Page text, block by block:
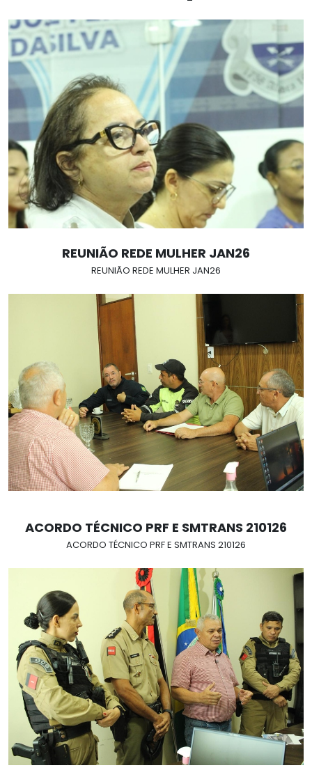
REUNIÃO REDE MULHER JAN26
REUNIÃO REDE MULHER JAN26
ACORDO TÉCNICO PRF E SMTRANS 210126
ACORDO TÉCNICO PRF E SMTRANS 210126